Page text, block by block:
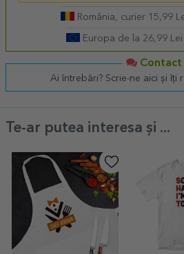
România, curier 15,99
Europa de la 26,99 Lei
Contact
Ai întrebări? Scrie-ne aici și îți
Te-ar putea interesa și ...